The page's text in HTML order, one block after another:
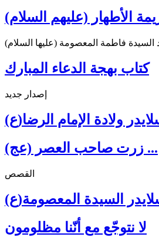
الأطهار (عليهم السلام)
السيدة فاطمة المعصومة (عليها السلام)
كتاب بهجة الدعاء المبارك
إصدار جديد
ولادة الإمام الرضا(ع)
زرت صاحب العصر (عج) ...
القصص
السيدة المعصومة(ع)
لا نتوجّع مع أنّنا مظلومون